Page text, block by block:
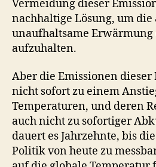
Vermeidung dieser
nachhaltige Lösung, um die
unaufhaltsame Erwärmung
aufzuhalten.
Aber die Emissionen
nicht sofort zu einem
Temperaturen, und deren
auch nicht zu sofortiger
dauert es Jahrzehnte, bis
Politik von heute zu